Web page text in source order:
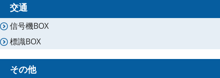
交通
信号機BOX
標識BOX
その他